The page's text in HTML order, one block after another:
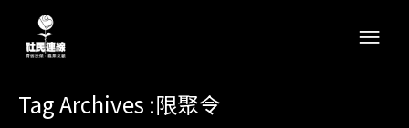
Tag Archives :限聚令